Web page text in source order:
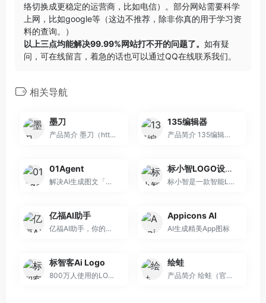
络切换成更稳定的运营商，比如电信）。部分网站需要科学
上网，比如google等（这边不推荐，除非你真的用于学习资
料的查询。）
以上三点均能解决99.99%网站打不开的问题了。 如有疑
问，可在线留言，着急的话也可以通过QQ在线联系我们。
相关导航
墨刀
产品简介 墨刀（https://mo...
135编辑器
产品简介 135编辑器是一款...
01Agent
解决AI生成图文「不可编辑」痛点，生成后支持二次编辑修改。小红书/公众号/电商图文智能生成+一键排版+多平台发布，0基础轻松上手。
标小智LOGO设计神器
标小智是一款智能LOGO在线设计生成器。只需输入品牌名称就能免费在线生成公司logo设计，商标设计，以及配套企业VI助您打造个性品牌。&quot; itemprop=&quot;description
亿福AI助手
亿福AI助手，你的工作生活好帮手
Appicons AI
AI生成精美App图标
标智客Ai Logo
800万人使用的LOGO设计免费生成器!标智客使用AI技术为品牌在线生成logo设计,智能化生成公司logo设计,商标设计,标志设计及企业VI设计. 标智客可在1分钟生成个性化logo设计和品牌设计,源文件可下载!
绘蛙
产品简介 绘蛙（官网地址：...